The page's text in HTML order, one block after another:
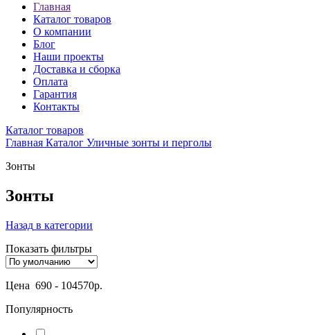
Главная
Каталог товаров
О компании
Блог
Наши проекты
Доставка и сборка
Оплата
Гарантия
Контакты
Каталог товаров
Главная Каталог Уличные зонты и перголы
Зонты
Зонты
Назад в категории
Показать фильтры
Цена 690 - 104570р.
Популярность